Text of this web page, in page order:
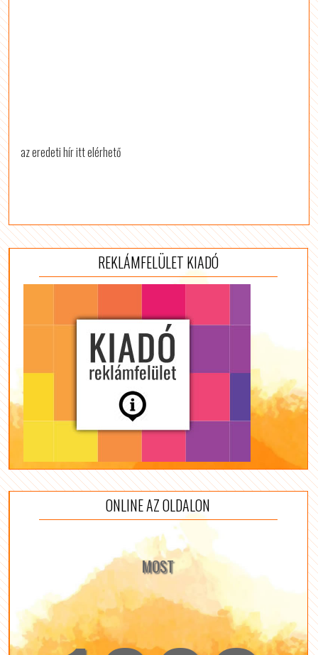
az eredeti hír itt elérhető
REKLÁMFELÜLET KIADÓ
ONLINE AZ OLDALON
MOST